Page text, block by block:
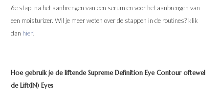
6e stap, na het aanbrengen van een serum en voor het aanbrengen van
een moisturizer. Wil je meer weten over de stappen in de routines? klik
dan hier!
Hoe gebruik je de liftende Supreme Definition Eye Contour oftewel
de Lift(IN) Eyes